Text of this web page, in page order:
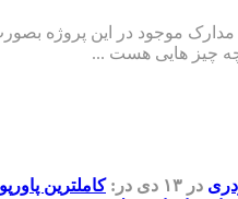
موجود در این پروژه
چیز هایی هست ...
در ۱۳ دی در:کاملترین